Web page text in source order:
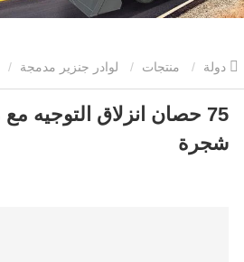
منتجات لوادر جنزير مدمجة
منفاخ الثلج وقص شجرة
75 حصان انزلاق التوجيه
شجرة